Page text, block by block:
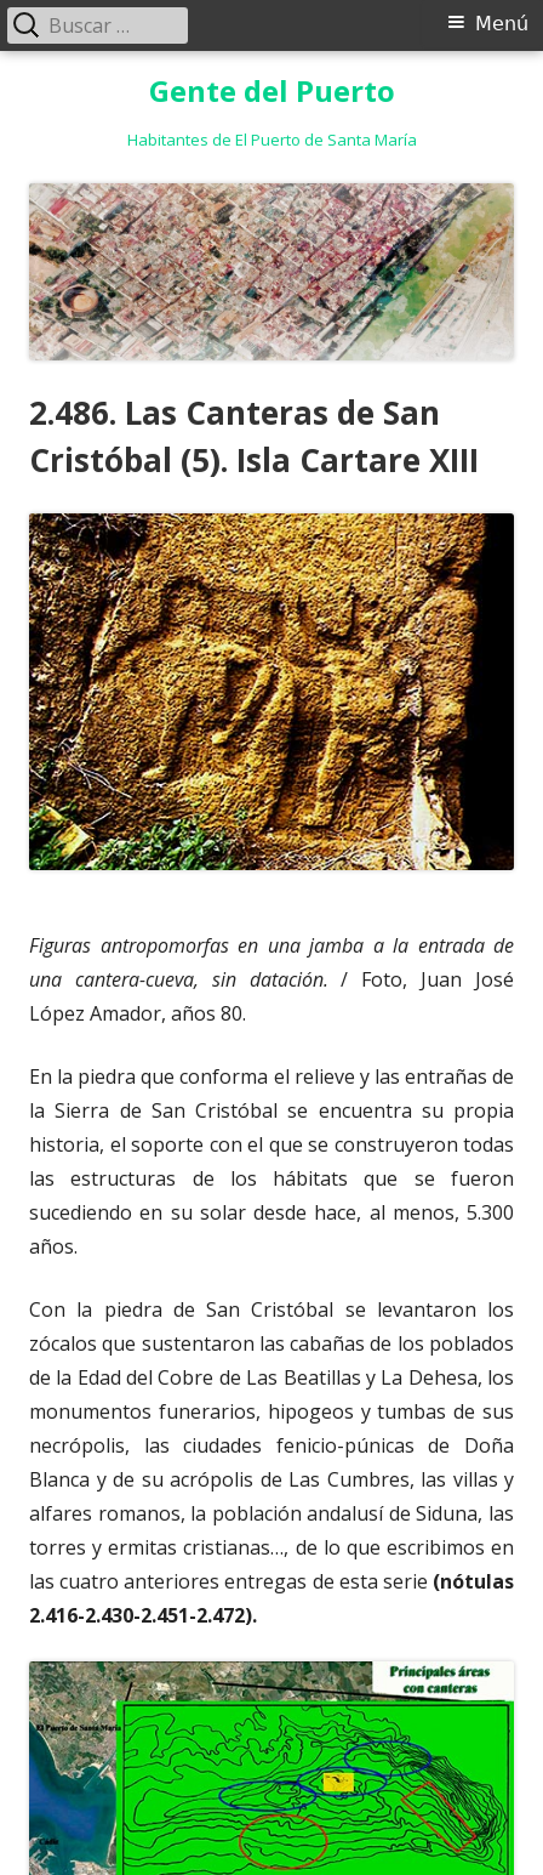
Gente del Puerto
Habitantes de El Puerto de Santa María
Menú
Menú
Buscar:
2.486. Las Canteras de San
Cristóbal (5). Isla Cartare XIII
Figuras antropomorfas en una jamba a la entrada de
una cantera-cueva, sin datación. / Foto, Juan José
López Amador, años 80.
En la piedra que conforma el relieve y las entrañas de
la Sierra de San Cristóbal se encuentra su propia
historia, el soporte con el que se construyeron todas
las estructuras de los hábitats que se fueron
sucediendo en su solar desde hace, al menos, 5.300
años.
Con la piedra de San Cristóbal se levantaron los
zócalos que sustentaron las cabañas de los poblados
de la Edad del Cobre de Las Beatillas y La Dehesa, los
monumentos funerarios, hipogeos y tumbas de sus
necrópolis, las ciudades fenicio-púnicas de Doña
Blanca y de su acrópolis de Las Cumbres, las villas y
alfares romanos, la población andalusí de Siduna, las
torres y ermitas cristianas…, de lo que escribimos en
las cuatro anteriores entregas de esta serie (nótulas
2.416-2.430-2.451-2.472).